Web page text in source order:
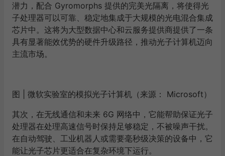
潜力，配合 Gyromorphs 提供的完美光隔离，将使得光
子处理器可以可靠、稳定地集成于大规模的光电混合集成
芯片中。这将为大型数据中心和云服务提供商提供了一条
具有显著能效优势的硬件升级路径，推动光子计算机迈向
主流市场。
图 | 微软实验室的模拟光子计算机（来源： Microsoft）
其次，在无线通信和未来 6G 网络中，它能帮助保证光子
处理器在处理高速信号时保持足够稳定，不被噪声干扰。
在自动驾驶、工业机器人或需要毫秒级决策的设备中，它
能让光子芯片更适合在复杂环境下运行。